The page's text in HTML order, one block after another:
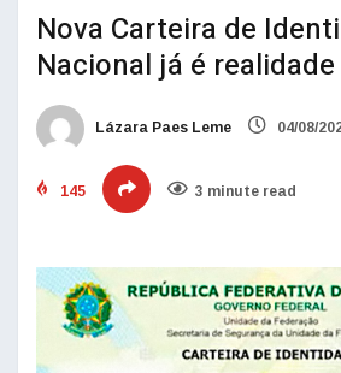
Nova Carteira de
Nacional já é
Lázara Paes Leme 04/08/
145 3 minute read